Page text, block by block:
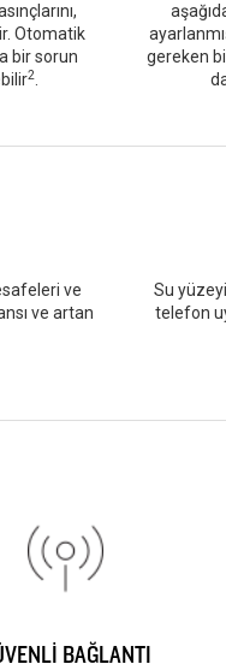
Otomatik
bir sorun
2
gereken
ve
ve artan
Su
telefon
BAĞLANTI